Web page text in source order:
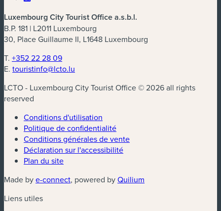
Luxembourg City Tourist Office a.s.b.l.
B.P. 181 | L2011 Luxembourg
30, Place Guillaume II, L1648 Luxembourg
T. +352 22 28 09
E. touristinfo@lcto.lu
LCTO - Luxembourg City Tourist Office © 2026 all rights
reserved
Conditions d'utilisation
Politique de confidentialité
Conditions générales de vente
Déclaration sur l'accessibilité
Plan du site
Made bye-connect(nouvelle fenêtre)
, powered byQuilium
Liens utiles